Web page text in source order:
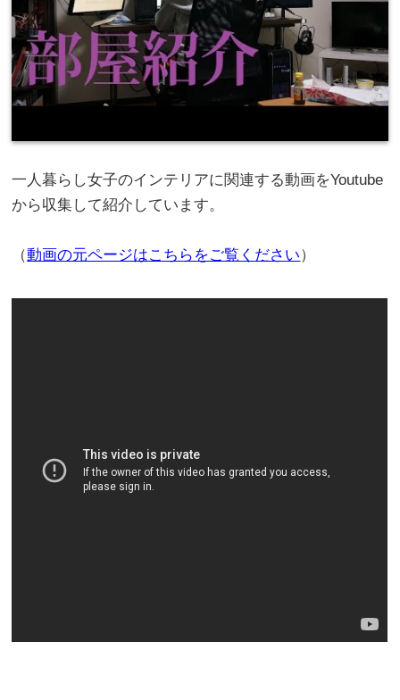
一人暮らし女子のインテリアに関連する動画をYoutube
から収集して紹介しています。
（動画の元ページはこちらをご覧ください）